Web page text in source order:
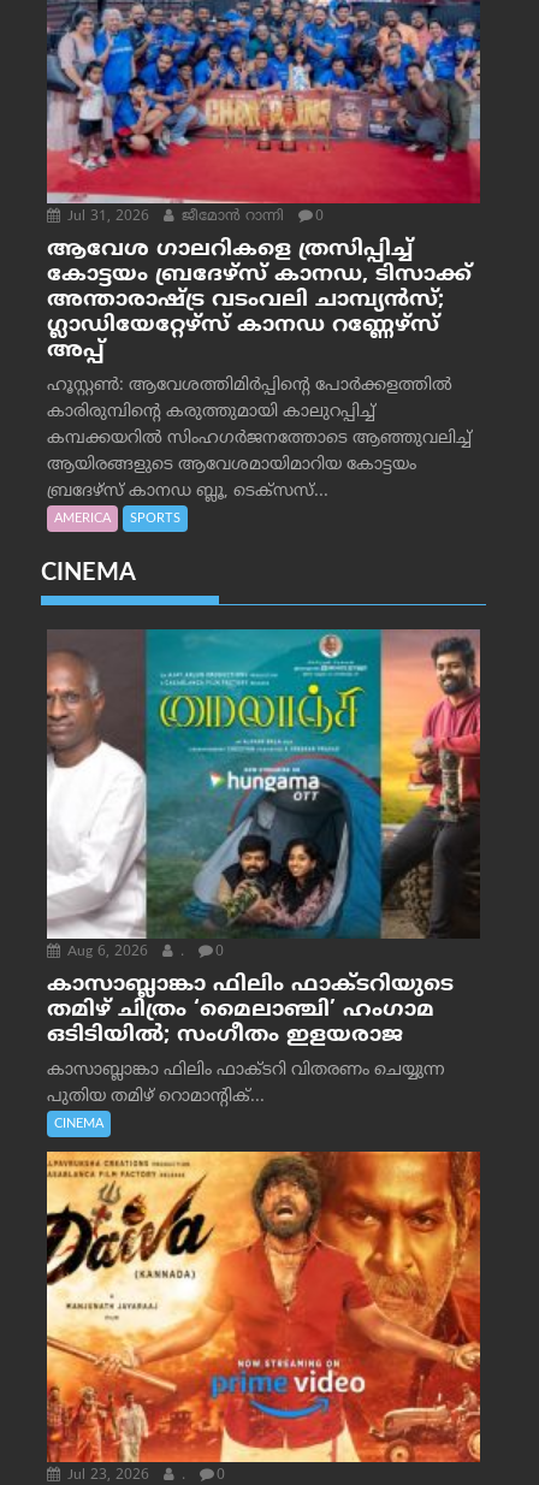
Jul 31, 2026 ജീമോന്‍ റാന്നി 0
ആവേശ ഗാലറികളെ ത്രസിപ്പിച്ച്
കോട്ടയം ബ്രദേഴ്‌സ് കാനഡ, ടിസാക്ക്
അന്താരാഷ്ട്ര വടംവലി ചാമ്പ്യന്‍സ്;
ഗ്ലാഡിയേറ്റേഴ്‌സ് കാനഡ റണ്ണേഴ്‌സ്
അപ്പ്
ഹൂസ്റ്റണ്‍: ആവേശത്തിമിര്‍പ്പിന്റെ പോര്‍ക്കളത്തില്‍
കാരിരുമ്പിന്റെ കരുത്തുമായി കാലുറപ്പിച്ച്
കമ്പക്കയറില്‍ സിംഹഗര്‍ജനത്തോടെ ആഞ്ഞുവലിച്ച്
ആയിരങ്ങളുടെ ആവേശമായിമാറിയ കോട്ടയം
ബ്രദേഴ്‌സ് കാനഡ ബ്ലൂ, ടെക്‌സസ്...
AMERICA SPORTS
CINEMA
Aug 6, 2026 . 0
കാസാബ്ലാങ്കാ ഫിലിം ഫാക്ടറിയുടെ
തമിഴ് ചിത്രം ‘മൈലാഞ്ചി’ ഹംഗാമ
ഒടിടിയിൽ; സംഗീതം ഇളയരാജ
കാസാബ്ലാങ്കാ ഫിലിം ഫാക്ടറി വിതരണം ചെയ്യുന്ന
പുതിയ തമിഴ് റൊമാന്റിക്...
CINEMA
Jul 23, 2026 . 0